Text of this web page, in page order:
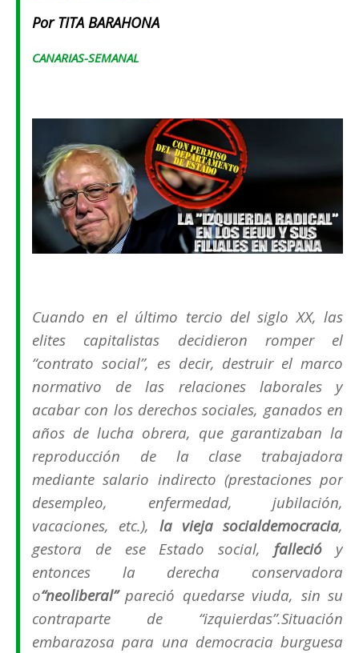
Por TITA BARAHONA
CANARIAS-SEMANAL
Cuando en el último tercio del siglo XX, las
elites capitalistas decidieron romper el
“contrato social”, es decir, destruir el marco
normativo de las relaciones laborales y
acabar con los derechos sociales, ganados en
años de lucha obrera, que garantizaban la
reproducción de la clase trabajadora
mediante salario indirecto (prestaciones por
desempleo, enfermedad, jubilación,
vacaciones, etc.), la vieja socialdemocracia,
gestora de ese Estado social, falleció y
entonces la derecha conservadora
o“neoliberal”pareció quedarse viuda, sin su
contraparte de “izquierdas”.Situación
embarazosa para una democracia burguesa